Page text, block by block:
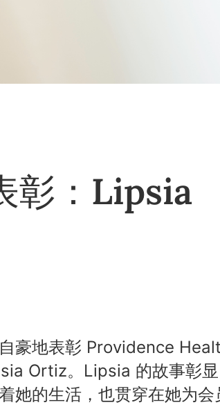
彰：Lipsia
豪地表彰 Providence
Ortiz。Lipsia 的故事彰
她的生活，也贯穿在她为会